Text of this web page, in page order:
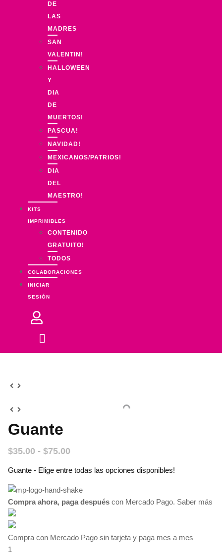
DE
LAS
MADRES
SAN
VALENTIN!
HALLOWEEN
Y
DIA
DE
MUERTOS!
PASCUA!
NAVIDAD!
MEXICANOS/PATRIOS!
DIA
DEL
MAESTRO!
KITS
IMPRIMIBLES
CONTENIDO
GRATUITO!
TODOS
COLABORACIONES
INICIAR
SESIÓN
Guante
$35.00 - $75.00
precios:
$35.00
hasta
Guante - Elige entre todas las opciones disponibles!
Compra ahora, paga después con Mercado Pago. Saber más
Compra con Mercado Pago sin tarjeta y paga mes a mes
1